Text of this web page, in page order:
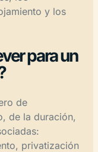
y los
para un
de
de la duración,
privatización